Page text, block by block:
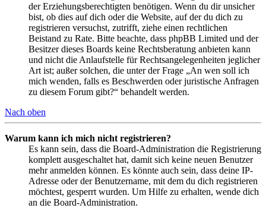
der Erziehungsberechtigten benötigen. Wenn du dir unsicher
bist, ob dies auf dich oder die Website, auf der du dich zu
registrieren versuchst, zutrifft, ziehe einen rechtlichen
Beistand zu Rate. Bitte beachte, dass phpBB Limited und der
Besitzer dieses Boards keine Rechtsberatung anbieten kann
und nicht die Anlaufstelle für Rechtsangelegenheiten jeglicher
Art ist; außer solchen, die unter der Frage „An wen soll ich
mich wenden, falls es Beschwerden oder juristische Anfragen
zu diesem Forum gibt?“ behandelt werden.
Nach oben
Warum kann ich mich nicht registrieren?
Es kann sein, dass die Board-Administration die Registrierung
komplett ausgeschaltet hat, damit sich keine neuen Benutzer
mehr anmelden können. Es könnte auch sein, dass deine IP-
Adresse oder der Benutzername, mit dem du dich registrieren
möchtest, gesperrt wurden. Um Hilfe zu erhalten, wende dich
an die Board-Administration.